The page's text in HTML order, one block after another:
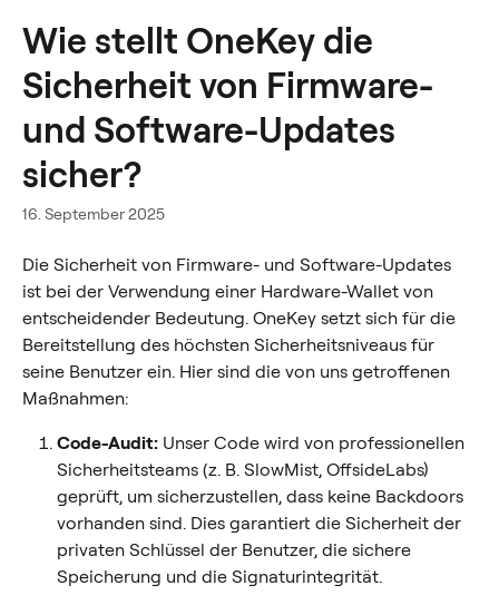
Wie stellt OneKey die
Sicherheit von Firmware-
und Software-Updates
sicher?
16. September 2025
Die Sicherheit von Firmware- und Software-Updates
ist bei der Verwendung einer Hardware-Wallet von
entscheidender Bedeutung. OneKey setzt sich für die
Bereitstellung des höchsten Sicherheitsniveaus für
seine Benutzer ein. Hier sind die von uns getroffenen
Maßnahmen:
Code-Audit: Unser Code wird von professionellen
Sicherheitsteams (z. B. SlowMist, OffsideLabs)
geprüft, um sicherzustellen, dass keine Backdoors
vorhanden sind. Dies garantiert die Sicherheit der
privaten Schlüssel der Benutzer, die sichere
Speicherung und die Signaturintegrität.